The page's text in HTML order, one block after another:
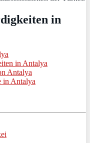
in
in Antalya
Antalya
in Antalya